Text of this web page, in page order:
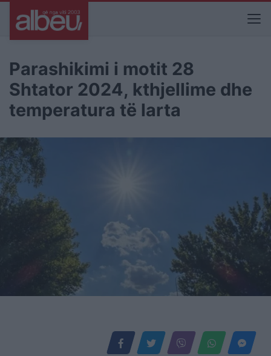
Parashikimi i motit 28
Shtator 2024, kthjellime dhe
temperatura të larta